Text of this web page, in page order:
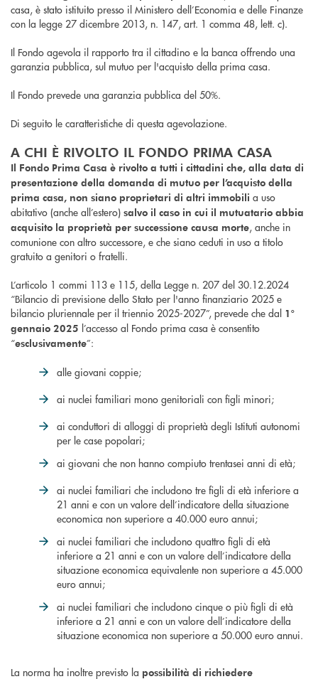
casa, è stato istituito presso il Ministero dell’Economia e delle Finanze
con la legge 27 dicembre 2013, n. 147, art. 1 comma 48, lett. c).
Il Fondo agevola il rapporto tra il cittadino e la banca offrendo una
garanzia pubblica, sul mutuo per l'acquisto della prima casa.
Il Fondo prevede una garanzia pubblica del 50%.
Di seguito le caratteristiche di questa agevolazione.
A CHI È RIVOLTO IL FONDO PRIMA CASA
Il Fondo Prima Casa è rivolto a tutti i cittadini che, alla data di
presentazione della domanda di mutuo per l’acquisto della
prima casa, non siano proprietari di altri immobili a uso
abitativo (anche all’estero) salvo il caso in cui il mutuatario abbia
acquisito la proprietà per successione causa morte, anche in
comunione con altro successore, e che siano ceduti in uso a titolo
gratuito a genitori o fratelli.
L’articolo 1 commi 113 e 115, della Legge n. 207 del 30.12.2024
“Bilancio di previsione dello Stato per l'anno finanziario 2025 e
bilancio pluriennale per il triennio 2025-2027”, prevede che dal 1°
gennaio 2025 l’accesso al Fondo prima casa è consentito
“esclusivamente”:
alle giovani coppie;
ai nuclei familiari mono genitoriali con figli minori;
ai conduttori di alloggi di proprietà degli Istituti autonomi
per le case popolari;
ai giovani che non hanno compiuto trentasei anni di età;
ai nuclei familiari che includono tre figli di età inferiore a
21 anni e con un valore dell’indicatore della situazione
economica non superiore a 40.000 euro annui;
ai nuclei familiari che includono quattro figli di età
inferiore a 21 anni e con un valore dell’indicatore della
situazione economica equivalente non superiore a 45.000
euro annui;
ai nuclei familiari che includono cinque o più figli di età
inferiore a 21 anni e con un valore dell’indicatore della
situazione economica non superiore a 50.000 euro annui.
La norma ha inoltre previsto la possibilità di richiedere